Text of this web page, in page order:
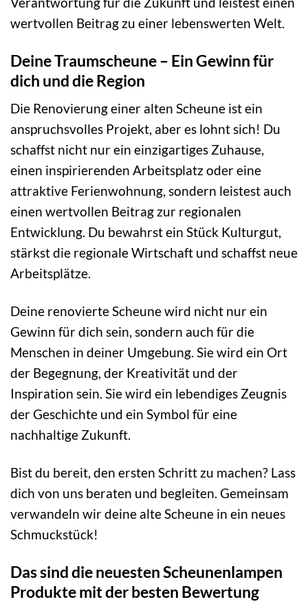
wertvollen Beitrag zu einer lebenswerten Welt.
Deine Traumscheune – Ein Gewinn für
dich und die Region
Die Renovierung einer alten Scheune ist ein
anspruchsvolles Projekt, aber es lohnt sich! Du
schaffst nicht nur ein einzigartiges Zuhause,
einen inspirierenden Arbeitsplatz oder eine
attraktive Ferienwohnung, sondern leistest auch
einen wertvollen Beitrag zur regionalen
Entwicklung. Du bewahrst ein Stück Kulturgut,
stärkst die regionale Wirtschaft und schaffst neue
Arbeitsplätze.
Deine renovierte Scheune wird nicht nur ein
Gewinn für dich sein, sondern auch für die
Menschen in deiner Umgebung. Sie wird ein Ort
der Begegnung, der Kreativität und der
Inspiration sein. Sie wird ein lebendiges Zeugnis
der Geschichte und ein Symbol für eine
nachhaltige Zukunft.
Bist du bereit, den ersten Schritt zu machen? Lass
dich von uns beraten und begleiten. Gemeinsam
verwandeln wir deine alte Scheune in ein neues
Schmuckstück!
Das sind die neuesten Scheunenlampen
Produkte mit der besten Bewertung